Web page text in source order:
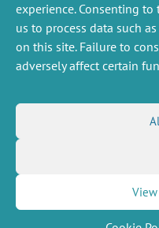
experience. Consenting
us to process data such
on this site. Failure to
adversely affect certain
NEXT
Intranet